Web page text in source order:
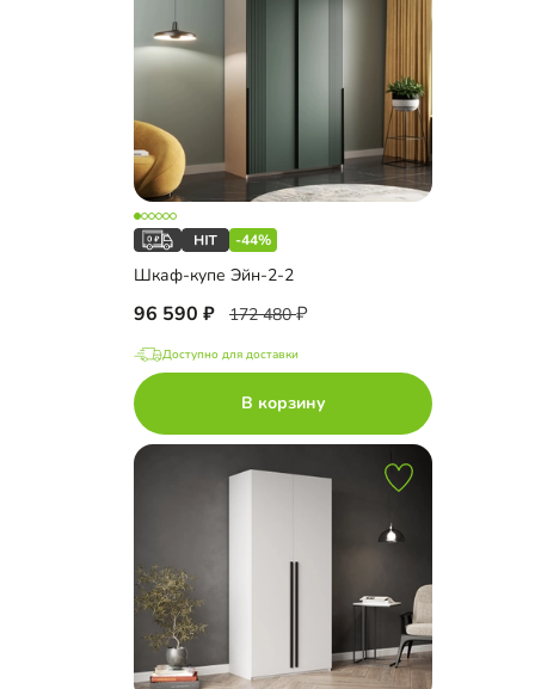
-44%
Шкаф-купе Эйн-2-2
96 590 172 480
Доступно для доставки
В корзину